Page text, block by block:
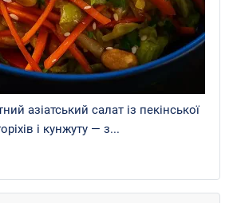
азіатський салат із пекінської
і кунжуту — з...